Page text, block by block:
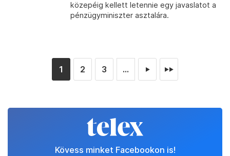
közepéig kellett letennie egy javaslatot a
pénzügyminiszter asztalára.
1 2 3 ... ► ►►
Kövess minket Facebookon is!